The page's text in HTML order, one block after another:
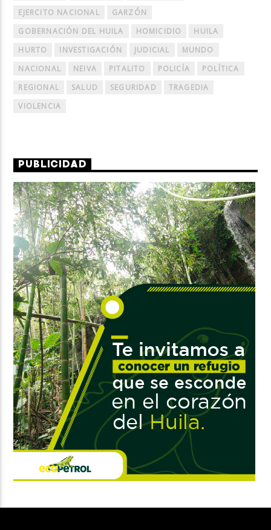
EJERCITO NACIONAL
GARZÓN
GOBERNACIÓN DEL HUILA
HOMICIDIO
HUILA
HURTO
INVESTIGACIÓN JUDICIAL
MUNDO
NACIONAL
NEIVA PITALITO POLICÍA
POLÍTICA
REGIONAL
SALUD SEGURIDAD
TRAGEDIA
VIOLENCIA
PUBLICIDAD